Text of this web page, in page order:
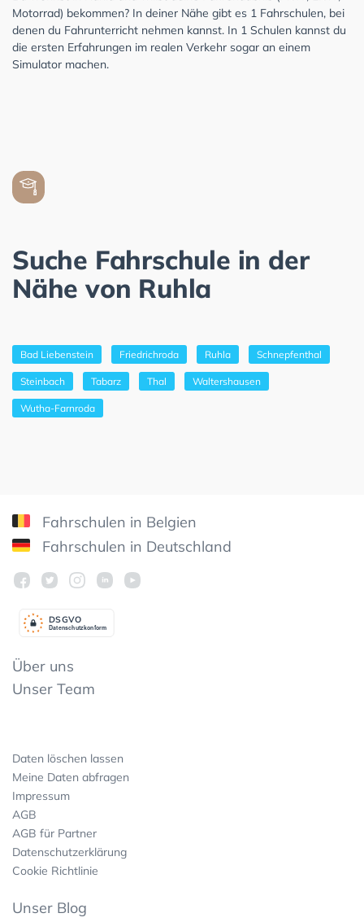
Motorrad) bekommen? In deiner Nähe gibt es 1 Fahrschulen, bei
denen du Fahrunterricht nehmen kannst. In 1 Schulen kannst du
die ersten Erfahrungen im realen Verkehr sogar an einem
Simulator machen.
Suche Fahrschule in der
Nähe von Ruhla
Bad Liebenstein Friedrichroda Ruhla Schnepfenthal
Steinbach Tabarz Thal Waltershausen
Wutha-Farnroda
Fahrschulen in Belgien
Fahrschulen in Deutschland
Datenschutzkonform
DSGVO
Über uns
Unser Team
Daten löschen lassen
Meine Daten abfragen
Impressum
AGB
AGB für Partner
Datenschutzerklärung
Cookie Richtlinie
Unser Blog